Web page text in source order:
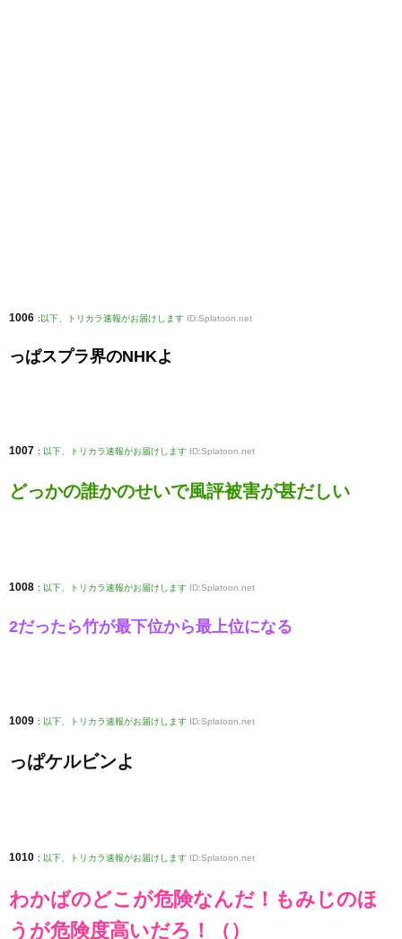
1006 : 以下、トリカラ速報がお届けします ID:Splatoon.net
っぱスプラ界のNHKよ
1007 : 以下、トリカラ速報がお届けします ID:Splatoon.net
どっかの誰かのせいで風評被害が甚だしい
1008 : 以下、トリカラ速報がお届けします ID:Splatoon.net
2だったら竹が最下位から最上位になる
1009 : 以下、トリカラ速報がお届けします ID:Splatoon.net
っぱケルビンよ
1010 : 以下、トリカラ速報がお届けします ID:Splatoon.net
わかばのどこが危険なんだ！もみじのほ
うが危険度高いだろ！（）